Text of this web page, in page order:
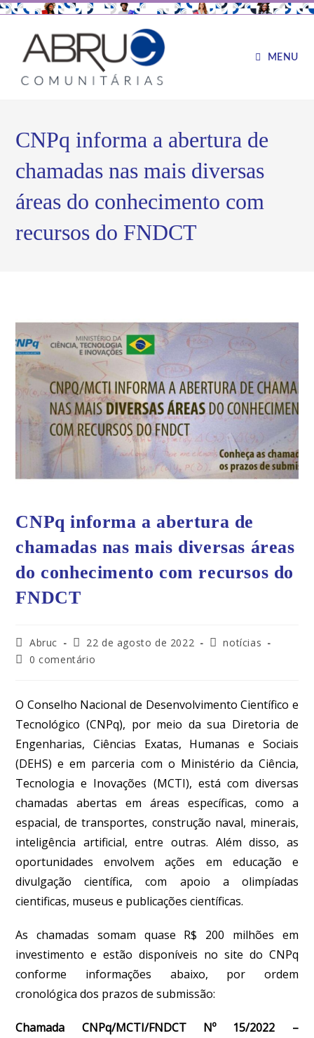
MENU
CNPq informa a abertura de
chamadas nas mais diversas
áreas do conhecimento com
recursos do FNDCT
CNPq informa a abertura de
chamadas nas mais diversas áreas
do conhecimento com recursos do
FNDCT
Abruc 22 de agosto de 2022
notícias
0 comentário
O Conselho Nacional de Desenvolvimento Científico e
Tecnológico (CNPq), por meio da sua Diretoria de
Engenharias, Ciências Exatas, Humanas e Sociais
(DEHS) e em parceria com o Ministério da Ciência,
Tecnologia e Inovações (MCTI), está com diversas
chamadas abertas em áreas específicas, como a
espacial, de transportes, construção naval, minerais,
inteligência artificial, entre outras. Além disso, as
oportunidades envolvem ações em educação e
divulgação científica, com apoio a olimpíadas
cientificas, museus e publicações científicas.
As chamadas somam quase R$ 200 milhões em
investimento e estão disponíveis no site do CNPq
conforme informações abaixo, por ordem
cronológica dos prazos de submissão:
Chamada CNPq/MCTI/FNDCT Nº 15/2022 –